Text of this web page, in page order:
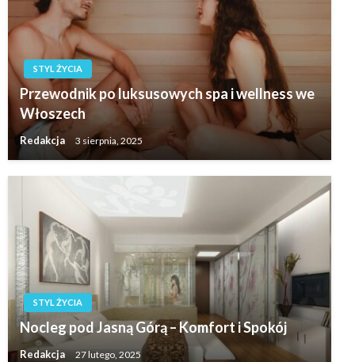
STYL ŻYCIA
Przewodnik po luksusowych spa i wellness we
Włoszech
Redakcja 3 sierpnia, 2025
STYL ŻYCIA
Nocleg pod Jasną Górą – Komfort i Spokój
Redakcja 27 lutego, 2025